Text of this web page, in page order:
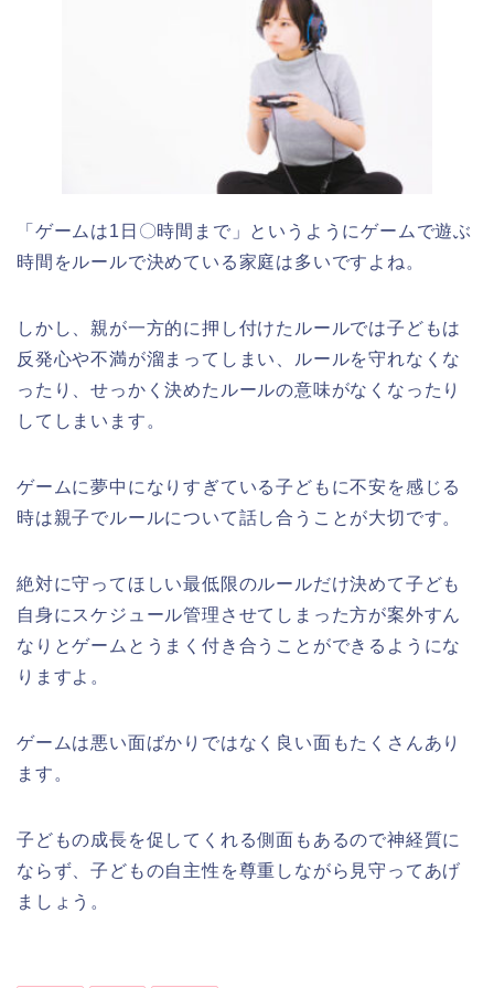
「ゲームは1 日〇時間まで」というようにゲームで遊ぶ
時間をルールで決めている家庭は多いですよね。
しかし、親が一方的に押し付けたルールでは子どもは
反発心や不満が溜まってしまい、ルールを守れなくな
ったり、せっかく決めたルールの意味がなくなったり
してしまいます。
ゲームに夢中になりすぎている子どもに不安を感じる
時は親子でルールについて話し合うことが大切です。
絶対に守ってほしい最低限のルールだけ決めて子ども
自身にスケジュール管理させてしまった方が案外すん
なりとゲームとうまく付き合うことができるようにな
りますよ。
ゲームは悪い面ばかりではなく良い面もたくさんあり
ます。
子どもの成長を促してくれる側面もあるので神経質に
ならず、子どもの自主性を尊重しながら見守ってあげ
ましょう。